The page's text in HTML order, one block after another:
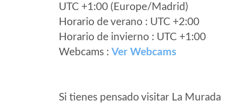
UTC +1:00 (Europe/Madrid)
Horario de verano : UTC +2:00
Horario de invierno : UTC +1:00
Webcams : Ver Webcams
Si tienes pensado visitar La Murada